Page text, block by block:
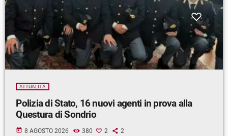
ATTUALITÀ
Polizia di Stato, 16 nuovi agenti in prova alla
Questura di Sondrio
today 8 AGOSTO 2026 380 2 2